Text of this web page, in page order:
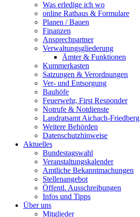
Was erledige ich wo
online Rathaus & Formulare
Planen / Bauen
Finanzen
Ansprechpartner
Verwaltungsgliederung
Ämter & Funktionen
Kummerkasten
Satzungen & Verordnungen
Ver- und Entsorgung
Bauhöfe
Feuerwehr, First Responder
Notrufe & Notdienste
Landratsamt Aichach-Friedberg
Weitere Behörden
Datenschutzhinweise
Aktuelles
Bundestagswahl
Veranstaltungskalender
Amtliche Bekanntmachungen
Stellenangebot
Öffentl. Ausschreibungen
Infos und Tipps
Über uns
Mitglieder